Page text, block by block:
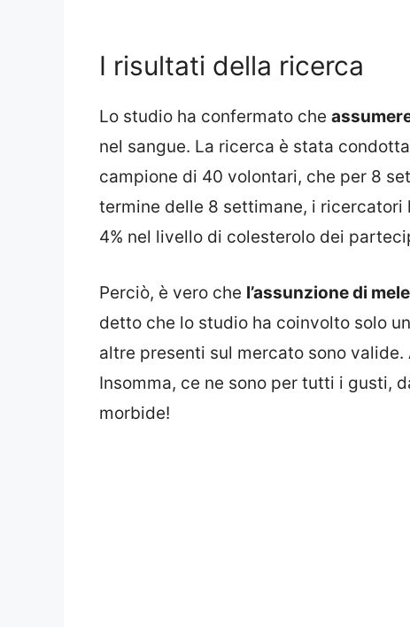
I risultati della ricerca
Lo studio ha confermato che
nel sangue. La ricerca è stata
campione di 40 volontari, che per 8
termine delle 8 settimane, i ricercatori
4% nel livello di colesterolo dei
Perciò, è vero che l’assunzione di
detto che lo studio ha coinvolto solo
altre presenti sul mercato sono valide.
Insomma, ce ne sono per tutti i gusti,
morbide!